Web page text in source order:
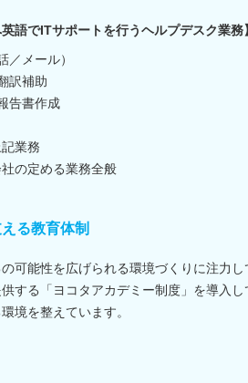
英語でITサポートを行うヘルプデスク業務】
／メール）
訳補助
告書作成
記業務
社の定める業務全般
る教育体制
可能性を広げられる環境づくりに注力
する「ヨコタアカデミー制度」を導入
境を整えています。